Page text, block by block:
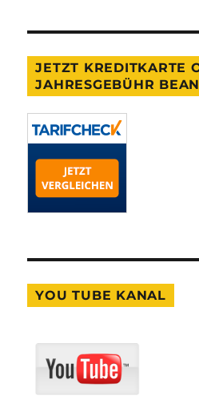
JETZT KREDITKARTE
JAHRESGEBÜHR
YOU TUBE KANAL